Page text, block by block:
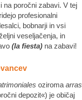
na poročni zabavi. V tej
profesionalni
bobnarji in vsi
veseljačenja, in
(la fiesta) na zabavi!
oziromaarras
depozit«) je običaj